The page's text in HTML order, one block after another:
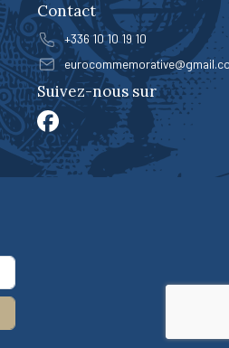
Contact
+336 10 10 19 10
Suivez-nous sur